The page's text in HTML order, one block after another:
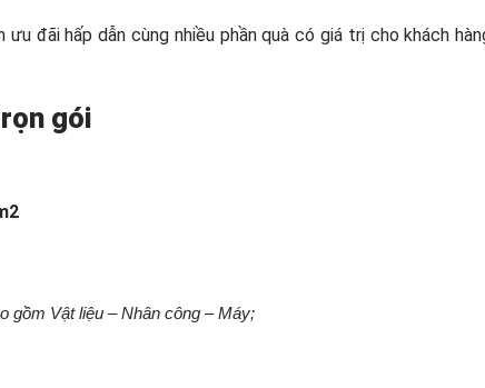
đãi hấp dẫn cùng nhiều phần quà có giá trị cho khách
gói
gồm Vật liệu – Nhân công – Máy;